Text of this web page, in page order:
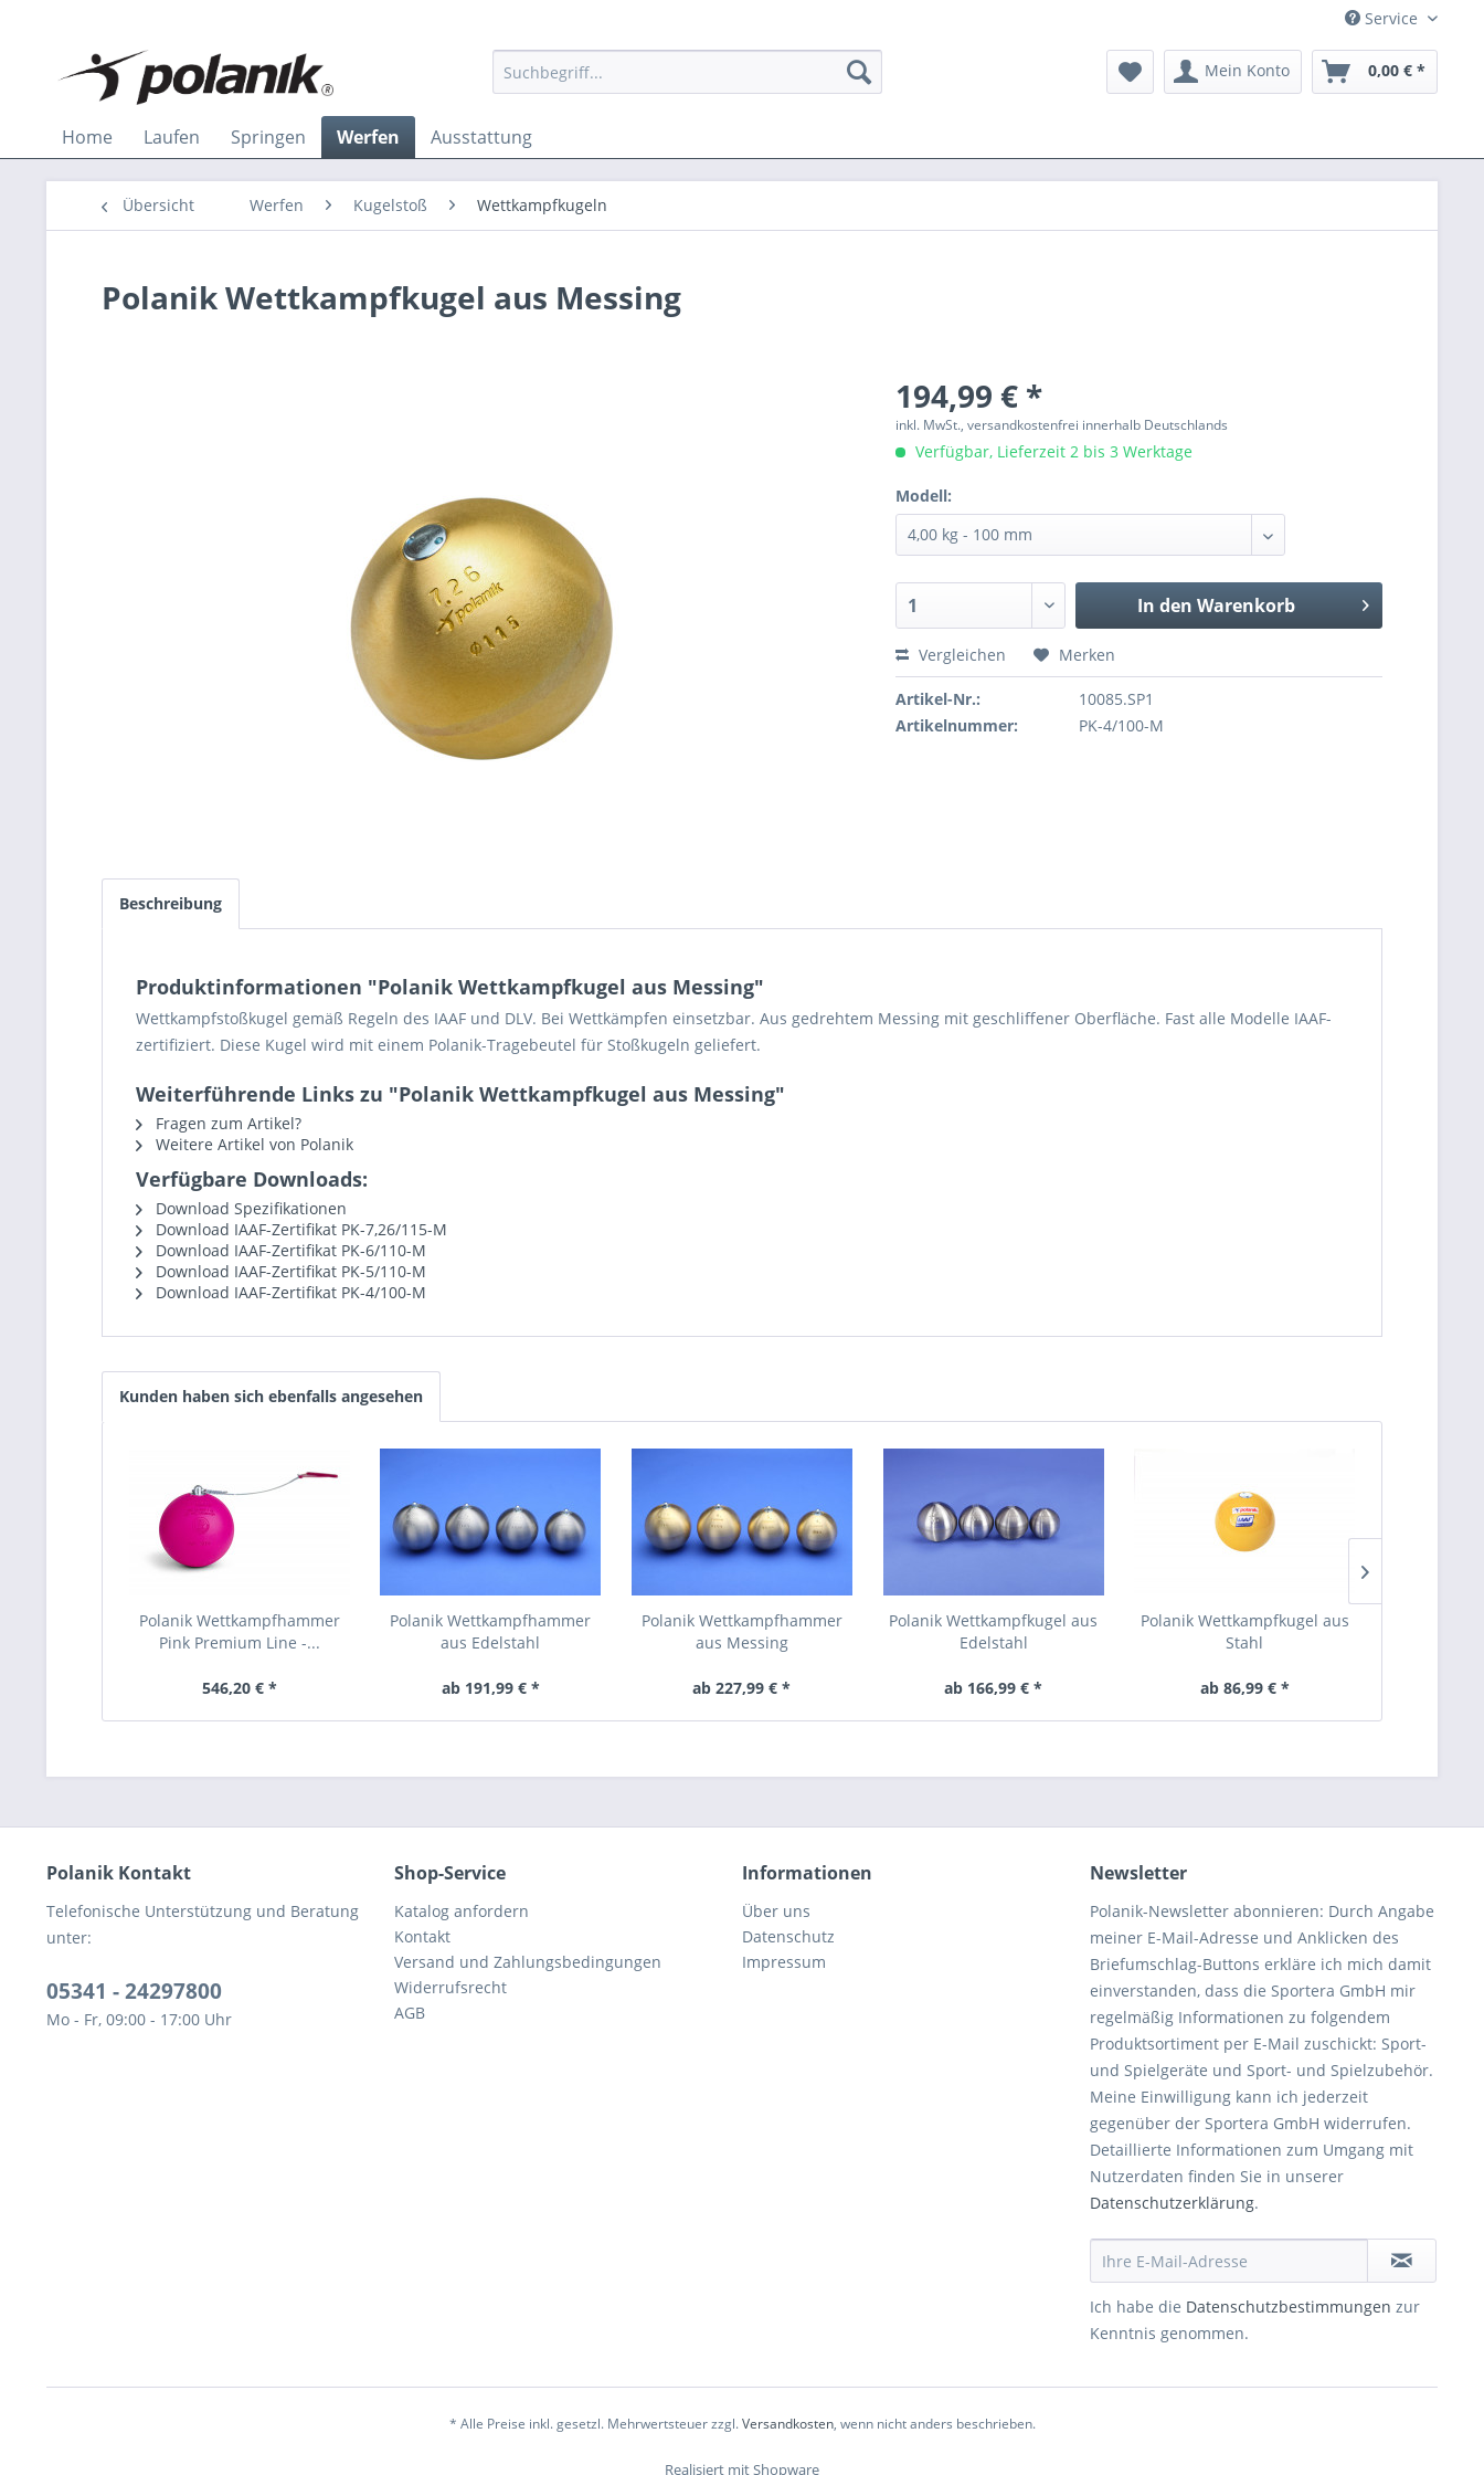
Service
Mein Konto 0,00 € *
Home Laufen Springen Werfen Ausstattung
Übersicht Werfen Kugelstoß Wettkampfkugeln
Polanik Wettkampfkugel aus Messing
194,99 € *
inkl. MwSt., versandkostenfrei innerhalb Deutschlands
Verfügbar, Lieferzeit 2 bis 3 Werktage
Modell:
In den Warenkorb
Vergleichen Merken
Artikel-Nr.:
10085.SP1
Artikelnummer:
PK-4/100-M
Beschreibung
Produktinformationen "Polanik Wettkampfkugel aus Messing"
Wettkampfstoßkugel gemäß Regeln des IAAF und DLV. Bei Wettkämpfen einsetzbar. Aus gedrehtem Messing mit geschliffener Oberfläche. Fast alle Modelle IAAF-
zertifiziert. Diese Kugel wird mit einem Polanik-Tragebeutel für Stoßkugeln geliefert.
Weiterführende Links zu "Polanik Wettkampfkugel aus Messing"
Fragen zum Artikel?
Weitere Artikel von Polanik
Verfügbare Downloads:
Download Spezifikationen
Download IAAF-Zertifikat PK-7,26/115-M
Download IAAF-Zertifikat PK-6/110-M
Download IAAF-Zertifikat PK-5/110-M
Download IAAF-Zertifikat PK-4/100-M
Kunden haben sich ebenfalls angesehen
Polanik Wettkampfhammer
Pink Premium Line -...
546,20 € *
Polanik Wettkampfhammer
aus Edelstahl
ab 191,99 € *
Polanik Wettkampfhammer
aus Messing
ab 227,99 € *
Polanik Wettkampfkugel aus
Edelstahl
ab 166,99 € *
Polanik Wettkampfkugel aus
Stahl
ab 86,99 € *
Polanik Kontakt
Telefonische Unterstützung und Beratung
unter:
05341 - 24297800
Mo - Fr, 09:00 - 17:00 Uhr
Shop-Service
Katalog anfordern
Kontakt
Versand und Zahlungsbedingungen
Widerrufsrecht
AGB
Informationen
Über uns
Datenschutz
Impressum
Newsletter
Polanik-Newsletter abonnieren: Durch Angabe
meiner E-Mail-Adresse und Anklicken des
Briefumschlag-Buttons erkläre ich mich damit
einverstanden, dass die Sportera GmbH mir
regelmäßig Informationen zu folgendem
Produktsortiment per E-Mail zuschickt: Sport-
und Spielgeräte und Sport- und Spielzubehör.
Meine Einwilligung kann ich jederzeit
gegenüber der Sportera GmbH widerrufen.
Detaillierte Informationen zum Umgang mit
Nutzerdaten finden Sie in unserer
Datenschutzerklärung.
Ich habe die Datenschutzbestimmungen zur
Kenntnis genommen.
* Alle Preise inkl. gesetzl. Mehrwertsteuer zzgl.Versandkosten, wenn nicht anders beschrieben.
Realisiert mit Shopware